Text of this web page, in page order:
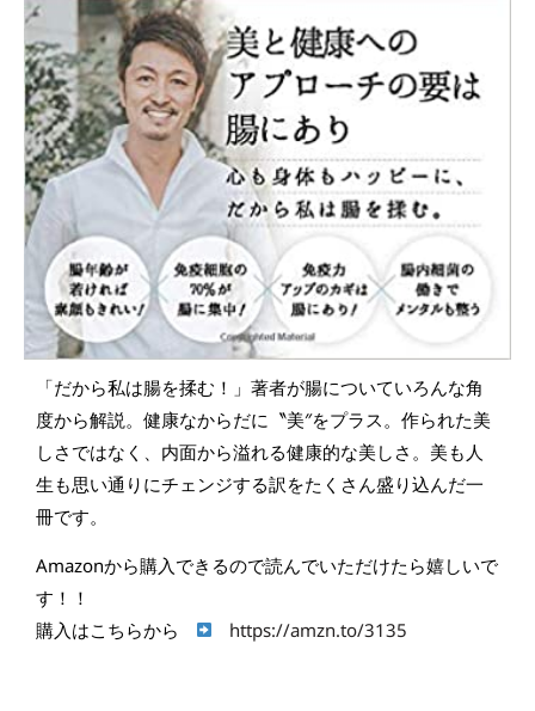
「だから私は腸を揉む！」著者が腸についていろんな角
度から解説。健康なからだに〝美″をプラス。作られた美
しさではなく、内面から溢れる健康的な美しさ。美も人
生も思い通りにチェンジする訳をたくさん盛り込んだ一
冊です。
Amazonから購入できるので読んでいただけたら嬉しいで
す！！
購入はこちらから
https://amzn.to/3135